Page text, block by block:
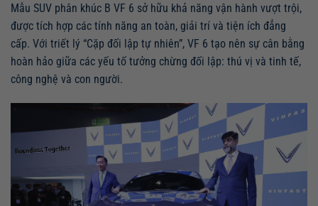
Mẫu SUV phân khúc B VF 6 sở hữu khả năng vận hành vượt trội,
được tích hợp các tính năng an toàn, giải trí và tiện ích đẳng
cấp. Với triết lý “Cặp đối lập tự nhiên”, VF 6 tạo nên sự cân bằng
hoàn hảo giữa các yếu tố tưởng chừng đối lập: thú vị và tinh tế,
công nghệ và con người.